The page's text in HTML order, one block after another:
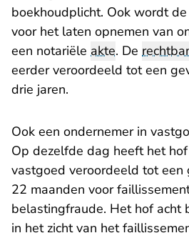
boekhoudplicht. Ook wordt
voor het laten opnemen van
een notariële akte. De
eerder veroordeeld tot een
drie jaren.
Ook een ondernemer in
Op dezelfde dag heeft het
vastgoed veroordeeld tot een
22 maanden voor
belastingfraude. Het hof acht
in het zicht van het